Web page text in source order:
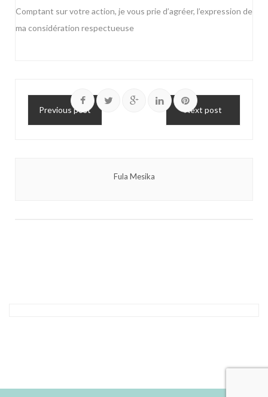
Comptant sur votre action, je vous prie d’agréer, l’expression de
ma considération respectueuse
Previous post Next post
Fula Mesika